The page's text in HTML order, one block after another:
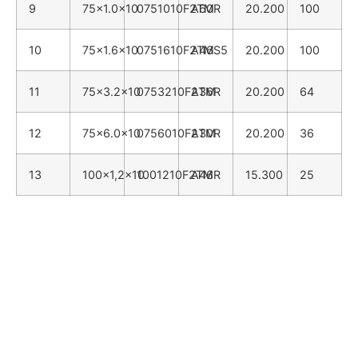
9 75x1.0x100751010F2TM
A60R 20.200 100
10 75x1.6x100751610F2TM
A46S5 20.200 100
11 75x3.2x100753210F2TM
A36R 20.200 64
12 75x6.0x100756010F2TM
A30R 20.200 36
13 100x1,2x101001210F2TM
A46R 15.300 25